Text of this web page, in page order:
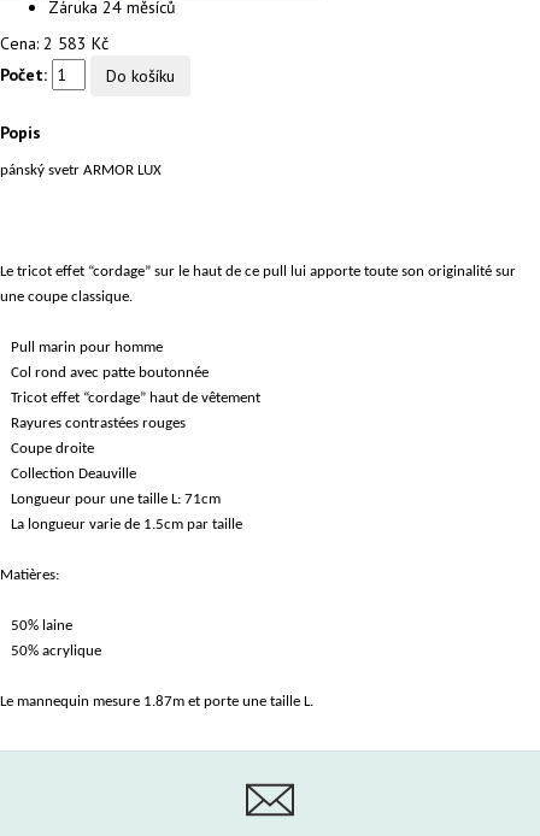
Záruka 24 měsíců
Cena: 2 583 Kč
Počet:
Popis
pánský svetr ARMOR LUX
Le tricot effet “cordage” sur le haut de ce pull lui apporte toute son originalité sur
une coupe classique.
Pull marin pour homme
Col rond avec patte boutonnée
Tricot effet “cordage” haut de vêtement
Rayures contrastées rouges
Coupe droite
Collection Deauville
Longueur pour une taille L: 71cm
La longueur varie de 1.5cm par taille
Matières:
50% laine
50% acrylique
Le mannequin mesure 1.87m et porte une taille L.